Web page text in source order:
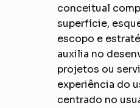
conceitual
superfície,
escopo e
auxilia no
projetos ou
experiência do
centrado no